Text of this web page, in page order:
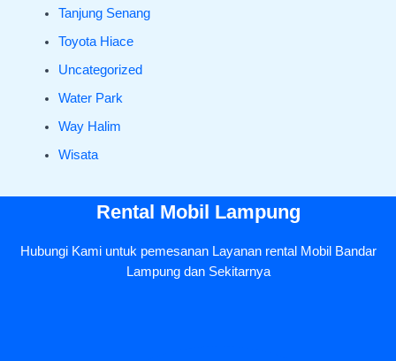
Tanjung Senang
Toyota Hiace
Uncategorized
Water Park
Way Halim
Wisata
Rental Mobil Lampung
Hubungi Kami untuk pemesanan Layanan rental Mobil Bandar
Lampung dan Sekitarnya